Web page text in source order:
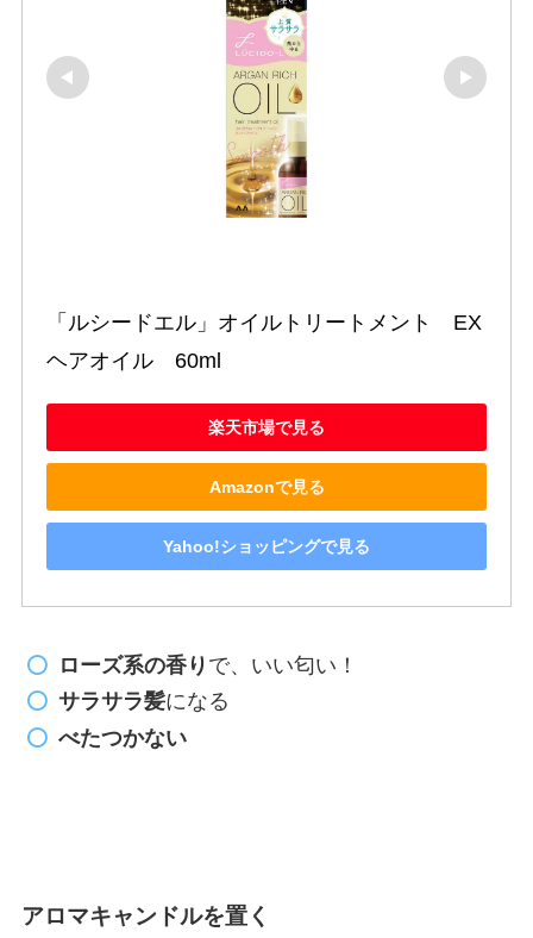
「ルシードエル」オイルトリートメント　EX
ヘアオイル　60ml
楽天市場で見る
Amazonで見る
Yahoo!ショッピングで見る
ローズ系の香り で、いい匂い！
サラサラ髪になる
べたつかない
アロマキャンドルを置く